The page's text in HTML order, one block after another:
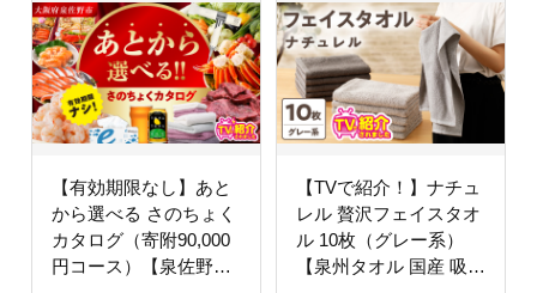
【有効期限なし】あと
から選べる さのちょく
カタログ（寄附90,000
円コース）【泉佐野市
【TVで紹介！】ナチュ
レル 贅沢フェイスタオ
ル 10枚（グレー系）
【泉州タオル 国産 吸水